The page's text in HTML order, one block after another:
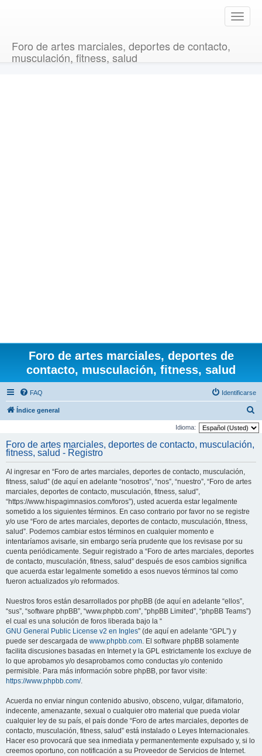
T
o
Foro de artes marciales, deportes de contacto,
musculación, fitness, salud
Foro de artes marciales, deportes de
contacto, musculación, fitness, salud
FAQ Identificarse
Índice general
u
Idioma:
Foro de artes marciales, deportes de contacto, musculación,
fitness, salud - Registro
Al ingresar en “Foro de artes marciales, deportes de contacto, musculación,
fitness, salud” (de aquí en adelante “nosotros”, “nos”, “nuestro”, “Foro de artes
marciales, deportes de contacto, musculación, fitness, salud”,
“https://www.hispagimnasios.com/foros”), usted acuerda estar legalmente
sometido a los siguientes términos. En caso contrario por favor no se registre
y/o use “Foro de artes marciales, deportes de contacto, musculación, fitness,
salud”. Podemos cambiar estos términos en cualquier momento e
intentaríamos avisarle, sin embargo sería prudente que los revisase por su
cuenta periódicamente. Seguir registrado a “Foro de artes marciales, deportes
de contacto, musculación, fitness, salud” después de esos cambios significa
que acuerda estar legalmente sometido a esos nuevos términos tal como
fueron actualizados y/o reformados.
Nuestros foros están desarrollados por phpBB (de aquí en adelante “ellos”,
“sus”, “software phpBB”, “www.phpbb.com”, “phpBB Limited”, “phpBB Teams”)
el cual es una solución de foros liberada bajo la “
GNU General Public License v2 en Ingles” (de aquí en adelante “GPL”) y
puede ser descargada de www.phpbb.com. El software phpBB solamente
facilita discusiones basadas en Internet y la GPL estrictamente los excluye de
lo que aprobamos y/o desaprobamos como conductas y/o contenido
permisible. Para más información sobre phpBB, por favor visite:
https://www.phpbb.com/.
Acuerda no enviar ningun contenido abusivo, obsceno, vulgar, difamatorio,
indecente, amenazante, sexual o cualquier otro material que pueda violar
cualquier ley de su país, el país donde “Foro de artes marciales, deportes de
contacto, musculación, fitness, salud” está instalado o Leyes Internacionales.
Hacer eso provocará que sea inmediata y permanentemente expulsado y, si lo
creemos oportuno, con notificación a su Proveedor de Servicios de Internet.